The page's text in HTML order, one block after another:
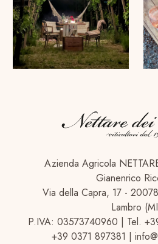
Azienda Agricola
Gianenrico
Via della Capra, 17 -
Lambro
P.IVA: 03573740960 | Tel.
+39 0371 897381 |